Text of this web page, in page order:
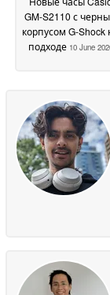
GM-S2110 с
корпусом G-Shock
подходе 10 June